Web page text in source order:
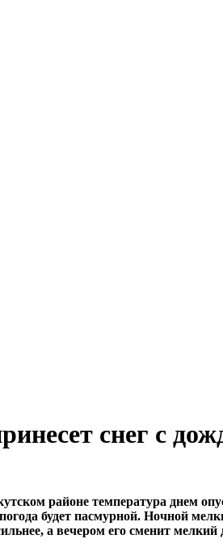
снег с
районе температура днем
будет пасмурной. Ночной
а вечером его сменит мелкий